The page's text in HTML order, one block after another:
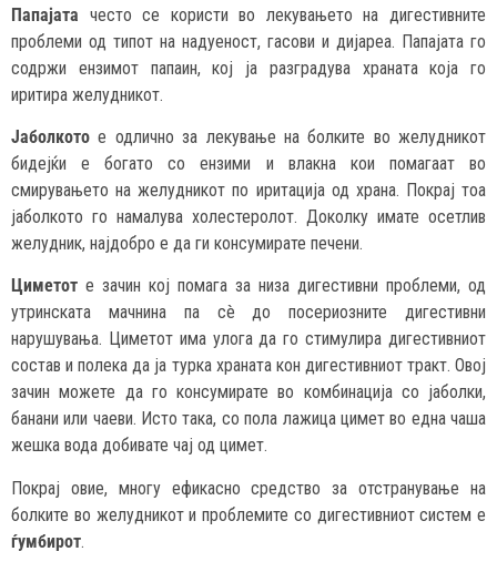
Папајата често се користи во лекувањето на дигестивните
проблеми од типот на надуеност, гасови и дијареа. Папајата го
содржи ензимот папаин, кој ја разградува храната која го
иритира желудникот.
Јаболкото е одлично за лекување на болките во желудникот
бидејќи е богато со ензими и влакна кои помагаат во
смирувањето на желудникот по иритација од храна. Покрај тоа
јаболкото го намалува холестеролот. Доколку имате осетлив
желудник, најдобро е да ги консумирате печени.
Циметот е зачин кој помага за низа дигестивни проблеми, од
утринската мачнина па сè до посериозните дигестивни
нарушувања. Циметот има улога да го стимулира дигестивниот
состав и полека да ја турка храната кон дигестивниот тракт. Овој
зачин можете да го консумирате во комбинација со јаболки,
банани или чаеви. Исто така, со пола лажица цимет во една чаша
жешка вода добивате чај од цимет.
Покрај овие, многу ефикасно средство за отстранување на
болките во желудникот и проблемите со дигестивниот систем е
ѓумбирот.